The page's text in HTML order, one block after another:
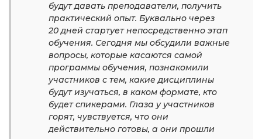
будут давать преподаватели, получить
практический опыт. Буквально через
20 дней стартует непосредственно этап
обучения. Сегодня мы обсудили важные
вопросы, которые касаются самой
программы обучения, познакомили
участников с тем, какие дисциплины
будут изучаться, в каком формате, кто
будет спикерами. Глаза у участников
горят, чувствуется, что они
действительно готовы, а они прошли